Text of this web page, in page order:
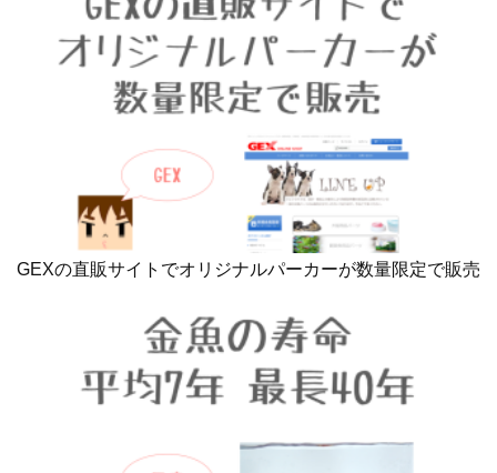
GEXの直販サイトでオリジナルパーカーが数量限定で販売